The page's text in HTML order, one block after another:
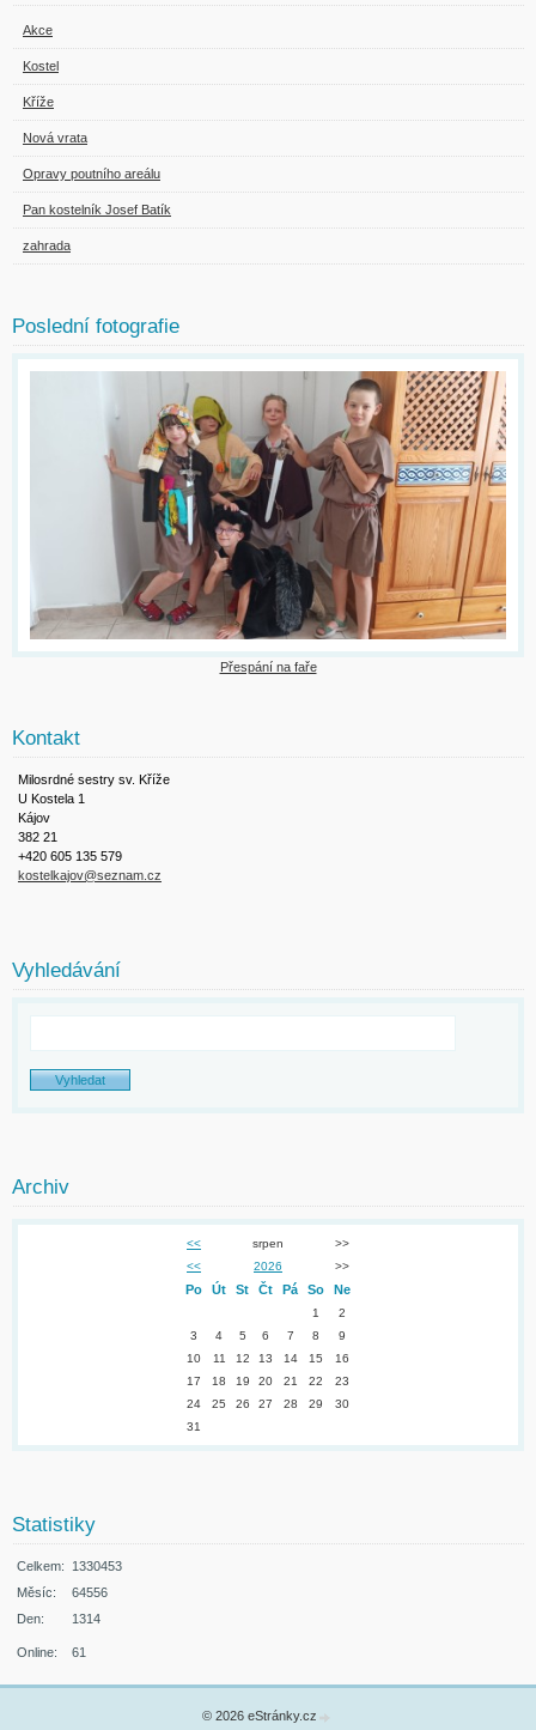
Akce
Kostel
Kříže
Nová vrata
Opravy poutního areálu
Pan kostelník Josef Batík
zahrada
Poslední fotografie
Přespání na faře
Kontakt
Milosrdné sestry sv. Kříže
U Kostela 1
Kájov
382 21
+420 605 135 579
kostelkajov@seznam.cz
Vyhledávání
Archiv
<< srpen
>>
<<
2026 >>
Po Út St Čt Pá So Ne
1
2
3
4 5 6 7 8
9
10
11 12 13 14 15
16
17
18 19 20 21 22
23
24
25 26 27 28 29
30
31
Statistiky
Online: 61
Celkem: 1330453
Měsíc:
64556
Den:
1314
© 2026 eStránky.cz